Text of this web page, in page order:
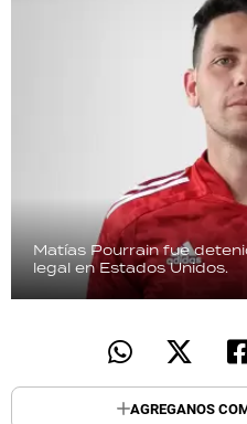
Matías Pourrain fue
legal en Estados Unidos.
AGREGANOS